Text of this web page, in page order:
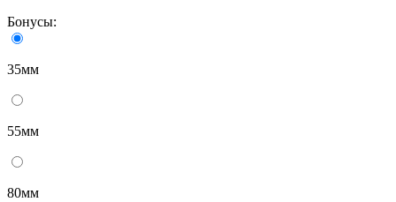
Бонусы:
35мм
55мм
80мм